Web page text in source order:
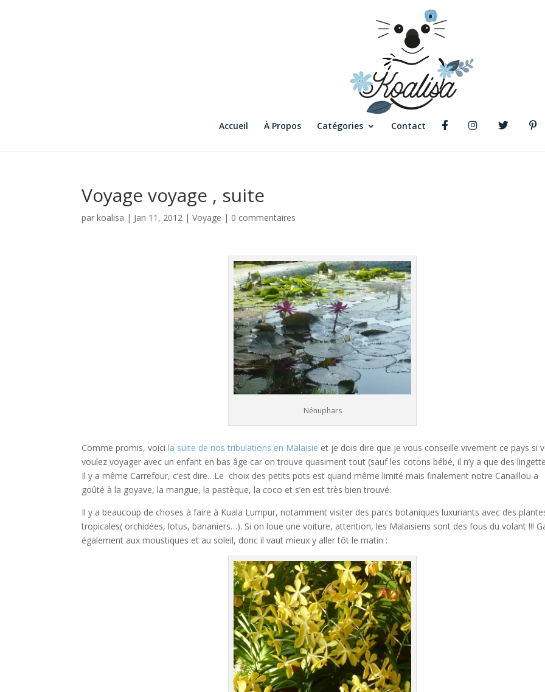
Accueil À Propos Catégories Contact
Voyage voyage , suite
parkoalisa | Jan 11, 2012 |Voyage | 0 commentaires
Nénuphars
Comme promis, voicila suite de nos tribulations en Malaisie et je dois dire que je vous conseille vivement ce pays si
voulez voyager avec un enfant en bas âge car on trouve quasiment tout (sauf les cotons bébé, il n’y a que des
Il y a même Carrefour, c’est dire…Le choix des petits pots est quand même limité mais finalement notre Canaillou a
goûté à la goyave, la mangue, la pastèque, la coco et s’en est très bien trouvé.
Il y a beaucoup de choses à faire à Kuala Lumpur, notamment visiter des parcs botaniques luxuriants avec des
tropicales( orchidées, lotus, bananiers…). Si on loue une voiture, attention, les Malaisiens sont des fous du volant !!!
également aux moustiques et au soleil, donc il vaut mieux y aller tôt le matin :